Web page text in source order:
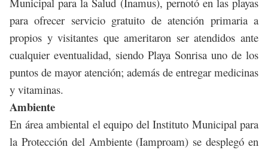
para ofrecer servicio gratuito de atención primaria a
propios y visitantes que ameritaron ser atendidos ante
cualquier eventualidad, siendo Playa Sonrisa uno de los
puntos de mayor atención; además de entregar medicinas
y vitaminas.
Ambiente
En área ambiental el equipo del Instituto Municipal para
la Protección del Ambiente (Iamproam) se desplegó en